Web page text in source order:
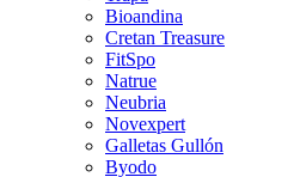
Bioandina
Cretan Treasure
FitSpo
Natrue
Neubria
Novexpert
Galletas Gullón
Byodo